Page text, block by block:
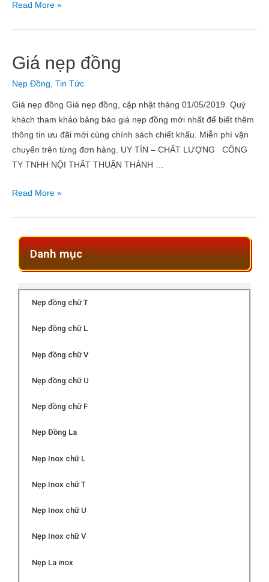
Danh mục
Nẹp đồng chữ T
Nẹp đồng chữ L
Nẹp đồng chữ V
Nẹp đồng chữ U
Nẹp đồng chữ F
Nẹp Đồng La
Nẹp Inox chữ L
Nẹp Inox chữ T
Nẹp Inox chữ U
Nẹp Inox chữ V
Nẹp La inox
Read More »
Giá nẹp đồng
Nẹp Đồng Tin Tức
Giá nẹp đồng Giá nẹp đồng, cập nhật tháng 01/05/2019. Quý
khách tham khảo bảng báo giá nẹp đồng mới nhất để biết thêm
thông tin ưu đãi mới cùng chính sách chiết khấu. Miễn phí vận
chuyển trên từng đơn hàng. UY TÍN – CHẤT LƯỢNG CÔNG
TY TNHH NỘI THẤT THUẬN THÀNH …
Read More »